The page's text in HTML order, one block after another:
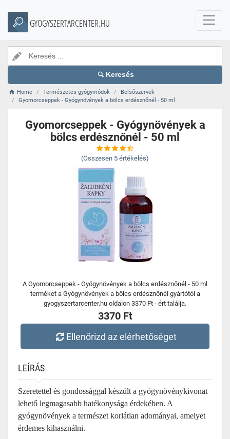
GYOGYSZERTARCENTER.HU
Keresés
Home Természetes gyógymódok
Belsőszervek
Gyomorcseppek - Gyógynövények a bölcs erdésznőnél - 50 ml
Gyomorcseppek - Gyógynövények a
bölcs erdésznőnél - 50 ml
(Összesen 5 értékelés)
A Gyomorcseppek - Gyógynövények a bölcs erdésznőnél - 50 ml
terméket a Gyógynövények a bölcs erdésznőnél gyártótól a
gyogyszertarcenter.hu oldalon 3370 Ft - ért találja.
3370 Ft
Ellenőrizd az elérhetőséget
LEÍRÁS
Szeretettel és gondossággal készült a gyógynövénykivonat
lehető legmagasabb hatékonysága érdekében. A
gyógynövények a természet korlátlan adományai, amelyet
érdemes kihasználni.